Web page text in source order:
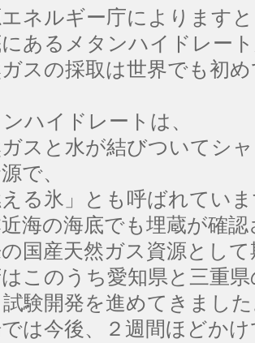
ネルギー庁によります
あるメタンハイドレー
スの採取は世界でも初
ハイドレートは、
スと水が結びついてシ
で、
える氷」とも呼ばれてい
近海の海底でも埋蔵が確
国産天然ガス資源とし
このうち愛知県と三重
験開発を進めてきまし
は今後、２週間ほどか